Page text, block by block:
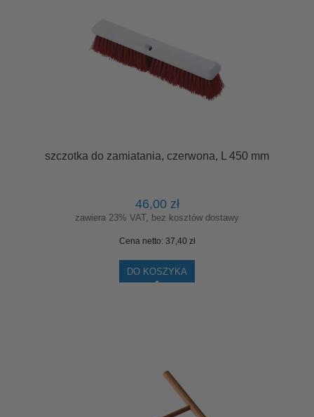
szczotka do zamiatania, czerwona, L 450 mm
46,00 zł
zawiera 23% VAT, bez kosztów dostawy
Cena netto: 37,40 zł
DO KOSZYKA